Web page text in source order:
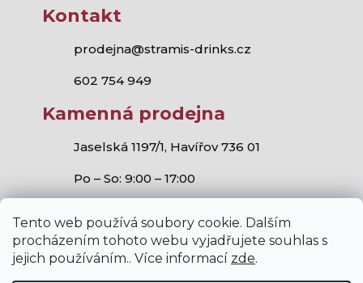
Tento web používá soubory cookie. Dalším
procházením tohoto webu vyjadřujete souhlas s
jejich používáním.. Více informací zde.
Kontakt
prodejna@stramis-drinks.cz
602 754 949
Kamenná prodejna
Jaselská 1197/1, Havířov 736 01
Po – So: 9:00 – 17:00
Stramis.cz všechna práva vyhrazena.